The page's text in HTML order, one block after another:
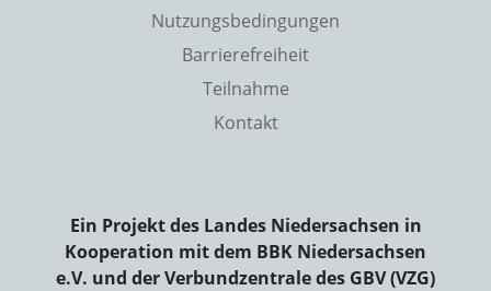
Nutzungsbedingungen
Barrierefreiheit
Teilnahme
Kontakt
Ein Projekt des Landes Niedersachsen in
Kooperation mit dem BBK Niedersachsen
e.V. und der Verbundzentrale des GBV (VZG)